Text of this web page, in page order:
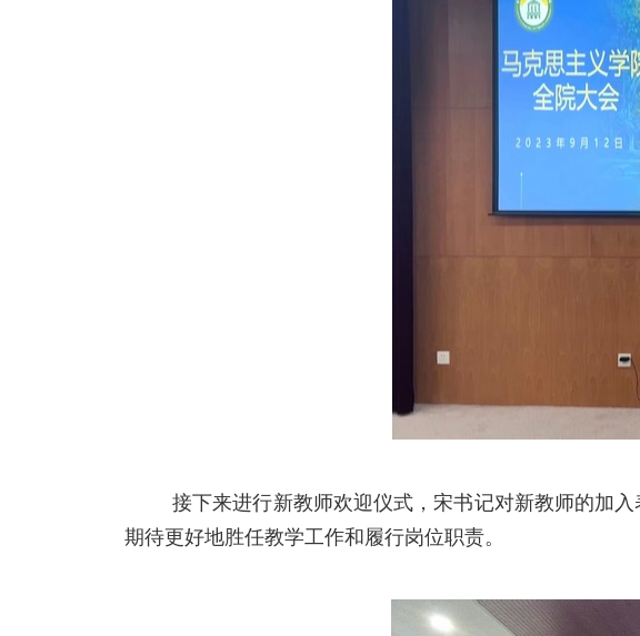
接下来进行新教师欢迎仪式，宋书记对新教师的加
期待更好地胜任教学工作和履行岗位职责。